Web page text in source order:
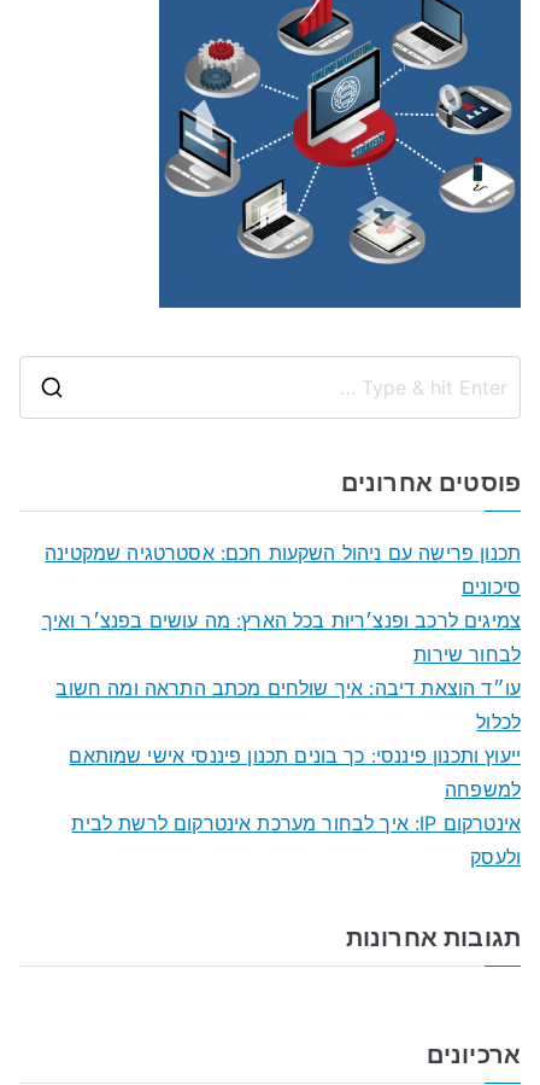
פוסטים אחרונים
תכנון פרישה עם ניהול השקעות חכם: אסטרטגיה שמקטינה
סיכונים
צמיגים לרכב ופנצ׳ריות בכל הארץ: מה עושים בפנצ׳ר ואיך
לבחור שירות
עו״ד הוצאת דיבה: איך שולחים מכתב התראה ומה חשוב
לכלול
ייעוץ ותכנון פיננסי: כך בונים תכנון פיננסי אישי שמותאם
למשפחה
אינטרקום IP: איך לבחור מערכת אינטרקום לרשת לבית
ולעסק
תגובות אחרונות
ארכיונים